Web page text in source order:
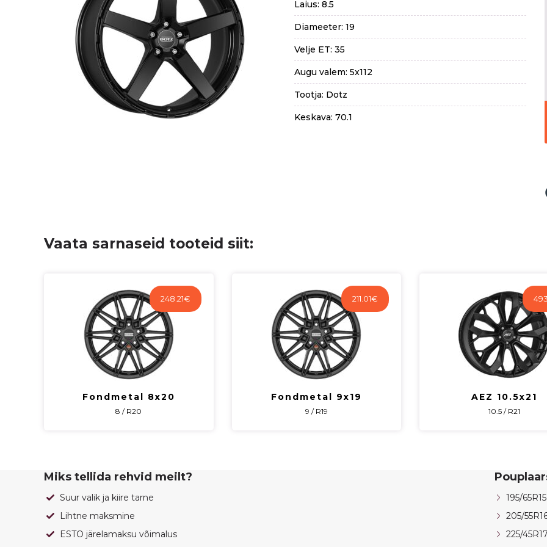
Laius: 8.5
Diameeter: 19
Velje ET: 35
Augu valem: 5x112
Tootja: Dotz
Keskava: 70.1
Vaata sarnaseid tooteid siit:
248.21€
Fondmetal 8x20
8 / R20
211.01€
Fondmetal 9x19
9 / R19
AEZ 10.5x21
10.5 / R21
Miks tellida rehvid meilt?
Suur valik ja kiire tarne
Lihtne maksmine
ESTO järelamaksu võimalus
195/65R15
205/
225/45R17